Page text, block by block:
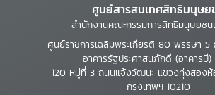
ศูนย์สารสนเทศสิทธิมนุษย
สำนักงานคณะกรรมการสิทธิมนุษยช
ศูนย์ราชการเฉลิมพระเกียรติ 80 พรรษา 5
อาคารรัฐประศาสนภักดี (อาคารบี
120 หมู่ที่ 3 ถนนแจ้งวัฒนะ แขวงทุ่งสอง
กรุงเทพฯ 10210